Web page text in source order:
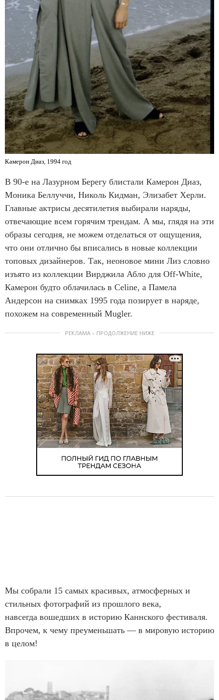
Камерон Диаз, 1994 год
В 90-е на Лазурном Берегу блистали Камерон Диаз,
Моника Беллуччи, Николь Кидман, Элизабет Херли.
Главные актрисы десятилетия выбирали наряды,
отвечающие всем горячим трендам. А мы, глядя на эти
образы сегодня, не можем отделаться от ощущения,
что они отлично бы вписались в новые коллекции
топовых дизайнеров. Так, неоновое мини Лиз словно
изъято из коллекции Вирджила Абло для Off-White,
Камерон будто облачилась в Celine, а Памела
Андерсон на снимках 1995 года позирует в наряде,
похожем на современный Mugler.
РЕКЛАМА – ПРОДОЛЖЕНИЕ НИЖЕ
Мы собрали 15 самых красивых, атмосферных и
стильных фотографий из прошлого века,
навсегда вошедших в историю Каннского фестиваля.
Впрочем, к чему преуменьшать — в мировую историю
в целом!